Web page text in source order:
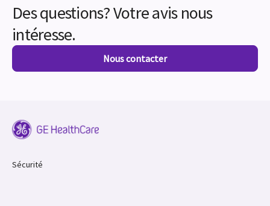
Des questions? Votre avis nous
intéresse.
Nous contacter
Sécurité